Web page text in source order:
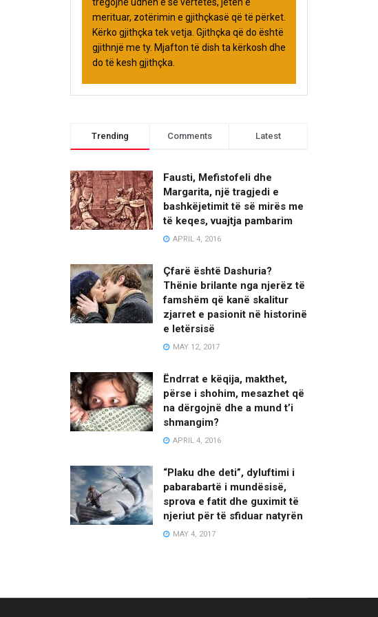
merituar, zotërimin e gjithçkasë që të përket.
Kërko gjithçka tek vetja. Gjithçka që do është
gjithnjë me ty. Mjafton të dish ta kërkosh dhe
do të kesh gjithçka.
Trending Comments Latest
Fausti, Mefistofeli dhe
Margarita, një tragjedi e
bashkëjetimit të së mirës me
të keqes, vuajtja pambarim
APRIL 4, 2016
Çfarë është Dashuria?
Thënie brilante nga njerëz të
famshëm që kanë skalitur
zjarret e pasionit në historinë
e letërsisë
MAY 12, 2017
Ëndrrat e këqija, makthet,
përse i shohim, mesazhet që
na dërgojnë dhe a mund t’i
shmangim?
APRIL 4, 2016
“Plaku dhe deti”, dyluftimi i
pabarabartë i mundësisë,
sprova e fatit dhe guximit të
njeriut për të sfiduar natyrën
MAY 4, 2017